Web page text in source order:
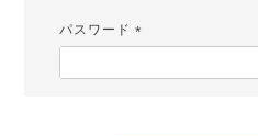
パスワード